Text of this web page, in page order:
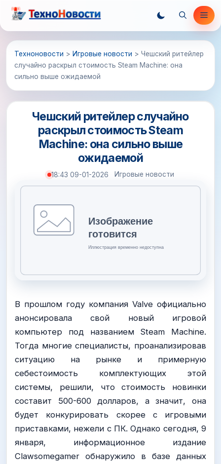
Перейти
содержимому
Техноновости > Игровые новости > Чешский ритейлер
случайно раскрыл стоимость Steam Machine: она
сильно выше ожидаемой
Чешский ритейлер случайно
раскрыл стоимость Steam
Machine: она сильно выше
ожидаемой
18:43 09-01-2026 Игровые новости
В прошлом году компания Valve официально
анонсировала свой новый игровой
компьютер под названием Steam Machine.
Тогда многие специалисты, проанализировав
ситуацию на рынке и примерную
себестоимость комплектующих этой
системы, решили, что стоимость новинки
составит 500-600 долларов, а значит, она
будет конкурировать скорее с игровыми
приставками, нежели с ПК. Однако сегодня, 9
января, информационное издание
Clawsomegamer обнаружило в базе данных